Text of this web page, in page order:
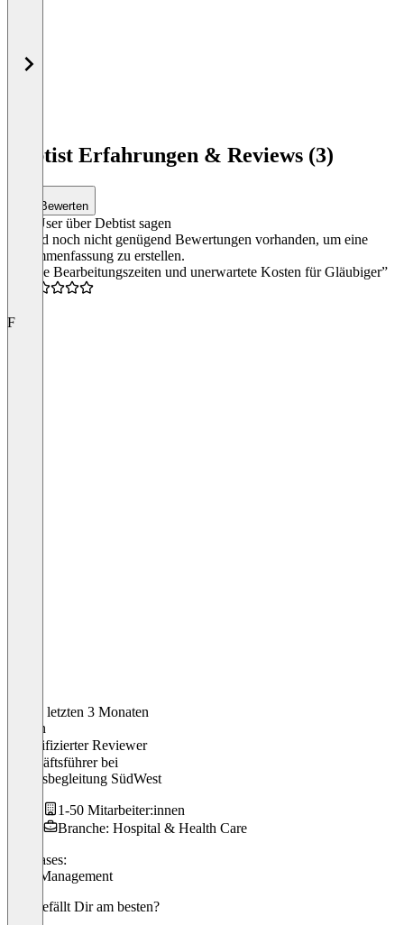
Debtist Erfahrungen & Reviews (3)
Bewerten
Was User über Debtist sagen
Es sind noch nicht genügend Bewertungen vorhanden, um eine
Zusammenfassung zu erstellen.
“Lange Bearbeitungszeiten und unerwartete Kosten für Gläubiger”
F
In den letzten 3 Monaten
Fabian
Verifizierter Reviewer
Geschäftsführerbei
Alltagsbegleitung SüdWest
1-50 Mitarbeiter:innen
Branche: Hospital & Health Care
Use cases:
Debt Management
Was gefällt Dir am besten?